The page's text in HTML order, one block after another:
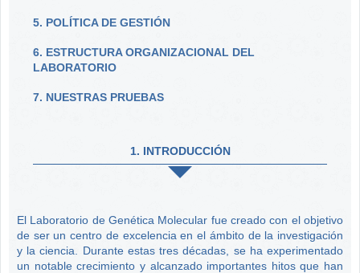
5. POLÍTICA DE GESTIÓN
6. ESTRUCTURA ORGANIZACIONAL DEL
LABORATORIO
7. NUESTRAS PRUEBAS
1. INTRODUCCIÓN
El Laboratorio de Genética Molecular fue creado con el objetivo
de ser un centro de excelencia en el ámbito de la investigación
y la ciencia. Durante estas tres décadas, se ha experimentado
un notable crecimiento y alcanzado importantes hitos que han